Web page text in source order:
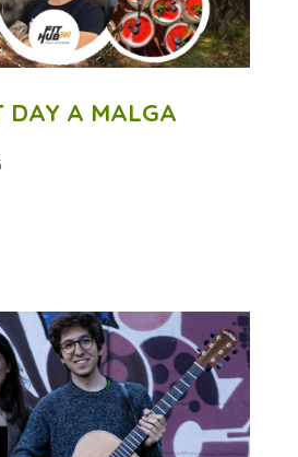
DAY A MALGA